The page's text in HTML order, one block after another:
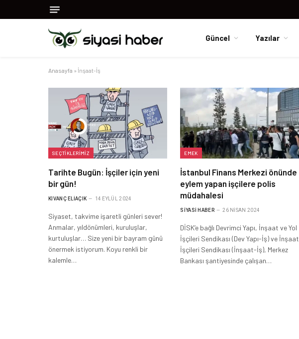
Güncel Yazılar
Anasayfa » İnşaat-İş
SEÇTIKLERIMIZ
Tarihte Bugün: İşçiler için yeni
bir gün!
KIVANÇ ELIAÇIK 14 EYLÜL 2024
Siyaset, takvime işaretli günleri sever!
Anmalar, yıldönümleri, kuruluşlar,
kurtuluşlar… Size yeni bir bayram günü
önermek istiyorum. Koyu renkli bir
kalemle…
EMEK
İstanbul Finans Merkezi önünde
eylem yapan işçilere polis
müdahalesi
SIYASI HABER 26 NISAN 2024
DİSK’e bağlı Devrimci Yapı, İnşaat ve Yol
İşçileri Sendikası (Dev Yapı-İş) ve İnşaat
İşçileri Sendikası (İnşaat-İş), Merkez
Bankası şantiyesinde çalışan…